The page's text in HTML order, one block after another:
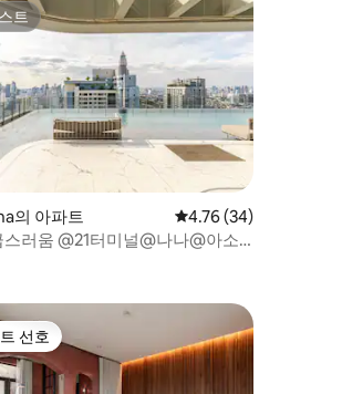
후기 12개
트
트
의 아파트 평점 4.76점(5점 만점
4.76 (34)
스러움 @21터미널@나나@아소
트 선호
선호